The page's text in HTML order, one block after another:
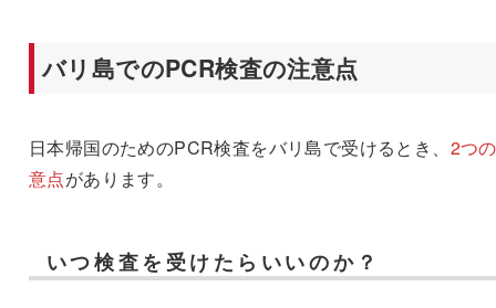
バリ島でのPCR検査の注意点
日本帰国のためのPCR検査をバリ島で受けるとき、 2つ
意点があります。
いつ検査を受けたらいいのか？